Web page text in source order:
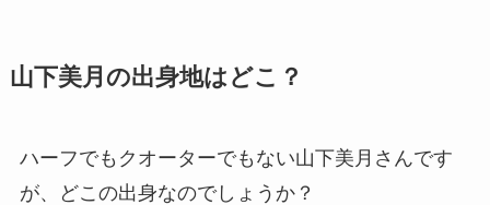
山下美月の出身地はどこ？
ハーフでもクオーターでもない山下美月さんです
が、どこの出身なのでしょうか？